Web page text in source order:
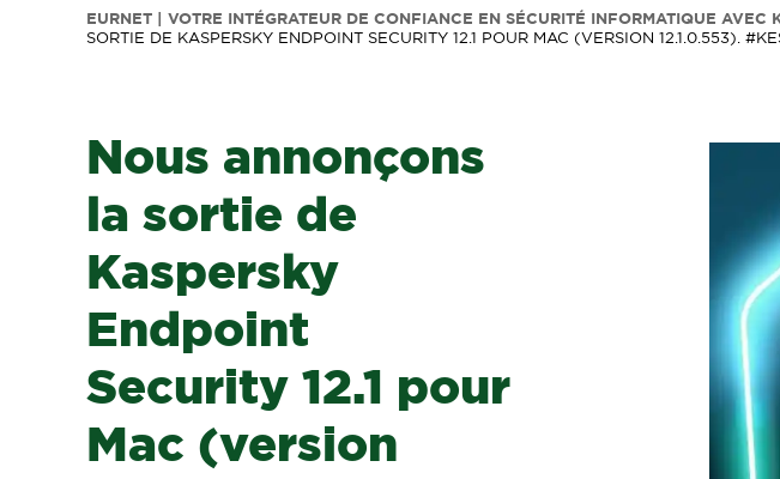
EURNET | VOTRE INTÉGRATEUR DE CONFIANCE EN SÉCURITÉ INFORMATIQUE AVEC
SORTIE DE KASPERSKY ENDPOINT SECURITY 12.1 POUR MAC (VERSION 12.1.0.553).
Nous annonçons
la sortie de
Kaspersky
Endpoint
Security 12.1 pour
Mac (version